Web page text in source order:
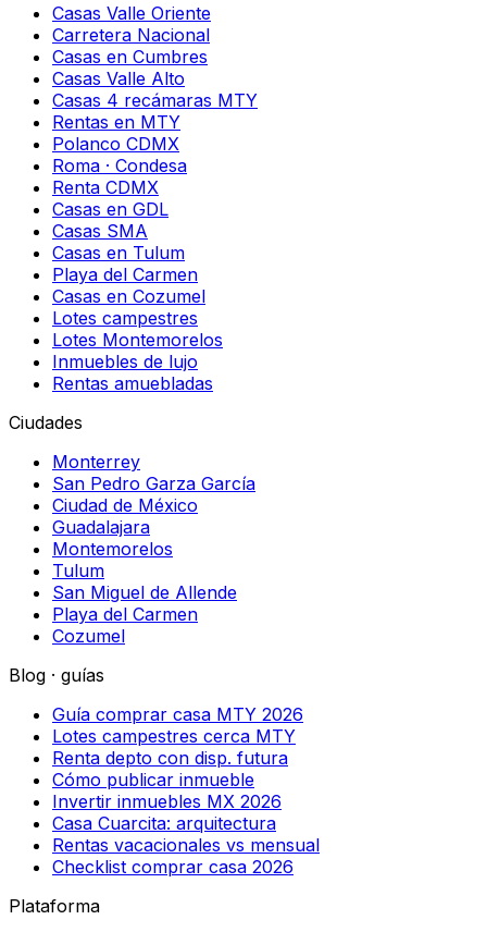
Casas Valle Oriente
Carretera Nacional
Casas en Cumbres
Casas Valle Alto
Casas 4 recámaras MTY
Rentas en MTY
Polanco CDMX
Roma · Condesa
Renta CDMX
Casas en GDL
Casas SMA
Casas en Tulum
Playa del Carmen
Casas en Cozumel
Lotes campestres
Lotes Montemorelos
Inmuebles de lujo
Rentas amuebladas
Ciudades
Monterrey
San Pedro Garza García
Ciudad de México
Guadalajara
Montemorelos
Tulum
San Miguel de Allende
Playa del Carmen
Cozumel
Blog · guías
Guía comprar casa MTY 2026
Lotes campestres cerca MTY
Renta depto con disp. futura
Cómo publicar inmueble
Invertir inmuebles MX 2026
Casa Cuarcita: arquitectura
Rentas vacacionales vs mensual
Checklist comprar casa 2026
Plataforma